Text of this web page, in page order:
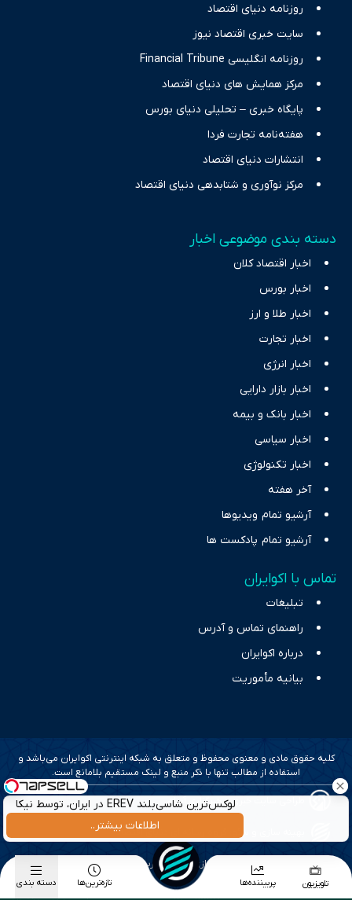
لوکس‌ترین شاسی‌بلند EREV در ایران، توسط نیکا
موتور رونمایی شد!
اطلاعات بیشتر..
حرفه‌ای و روزآمد پوشش می‌دهیم.
روزنامه دنیای اقتصاد
سایت خبری اقتصاد نیوز
روزنامه انگلیسی Financial Tribune
مرکز همایش های دنیای اقتصاد
پایگاه خبری – تحلیلی دنیای بورس
هفته‌نامه تجارت فردا
انتشارات دنیای اقتصاد
مرکز نوآوری و شتابدهی دنیای اقتصاد
دسته بندی موضوعی اخبار
اخبار اقتصاد کلان
اخبار بورس
اخبار طلا و ارز
اخبار تجارت
اخبار انرژی
اخبار بازار دارایی
اخبار بانک و بیمه
اخبار سیاسی
اخبار تکنولوژی
آخر هفته
آرشیو تمام ویدیوها
آرشیو تمام پادکست ها
تماس با اکوایران
تبلیغات
راهنمای تماس و آدرس
درباره اکوایران
بیانیه مأموریت
کلیه حقوق مادی و معنوی محفوظ و متعلق به شبکه اینترنتی اکوایران می‌باشد و
استفاده از مطالب تنها با ذکر منبع و لینک مستقیم بلامانع است.
طراحی سایت خبری و خبرگزاری آسام
بهینه سازی و سئو؛ گروه رسانه ای دنیای اقتصاد
طراحی گرافیک و پیاده سازی؛ برآیند تجربه
تلویزیون پربیننده‌ها تازه‌ترین‌ها دسته بندی